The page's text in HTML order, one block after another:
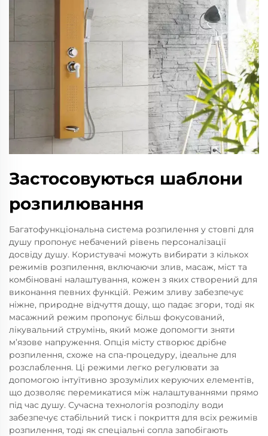
Застосовуються шаблони
розпилювання
Багатофункціональна система розпилення у стовпі для
душу пропонує небачений рівень персоналізації
досвіду душу. Користувачі можуть вибирати з кількох
режимів розпилення, включаючи злив, масаж, міст та
комбіновані налаштування, кожен з яких створений для
виконання певних функцій. Режим зливу забезпечує
ніжне, природне відчуття дощу, що падає згори, тоді як
масажний режим пропонує більш фокусований,
лікувальний струмінь, який може допомогти зняти
м’язове напруження. Опція місту створює дрібне
розпилення, схоже на спа-процедуру, ідеальне для
розслаблення. Ці режими легко регулювати за
допомогою інтуїтивно зрозумілих керуючих елементів,
що дозволяє перемикатися між налаштуваннями прямо
під час душу. Сучасна технологія розподілу води
забезпечує стабільний тиск і покриття для всіх режимів
розпилення, тоді як спеціальні сопла запобігають